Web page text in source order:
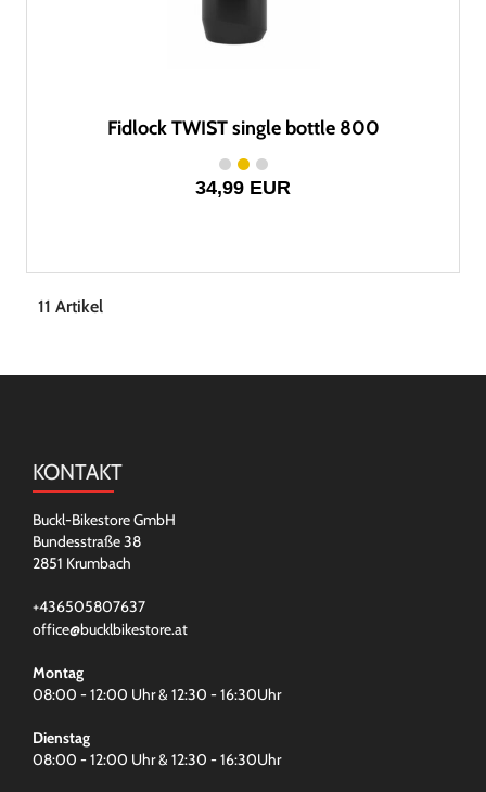
Fidlock TWIST single bottle 800
34,99 EUR
11 Artikel
KONTAKT
Buckl-Bikestore GmbH
Bundesstraße 38
2851 Krumbach
+436505807637
office@bucklbikestore.at
Montag
08:00 - 12:00 Uhr & 12:30 - 16:30Uhr
Dienstag
08:00 - 12:00 Uhr & 12:30 - 16:30Uhr